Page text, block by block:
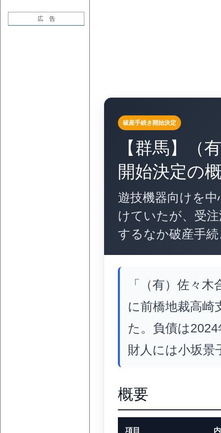
広 告
破産手続き開始決定
【群馬】（
開始決定の
遊技機器向けを
けていたが、受
するなか破産手
「（有）佐々
に前橋地裁高崎
た。負債は
財人には小坂景
概要
項目